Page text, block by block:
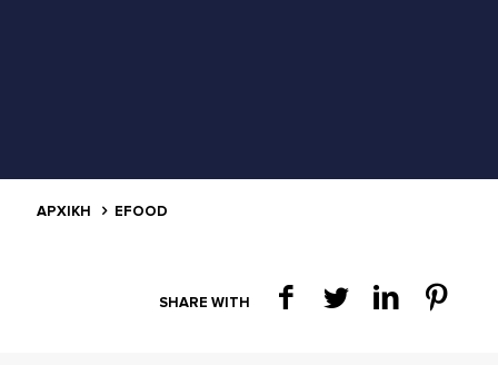
ΑΡΧΙΚΗ EFOOD
SHARE WITH